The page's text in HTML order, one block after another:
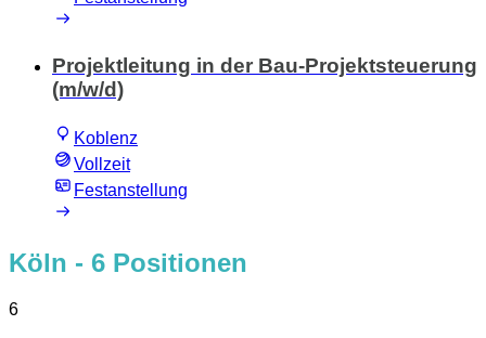
Projektleitung in der Bau-Projektsteuerung
(m/w/d)
Koblenz
Vollzeit
Festanstellung
Köln - 6 Positionen
6